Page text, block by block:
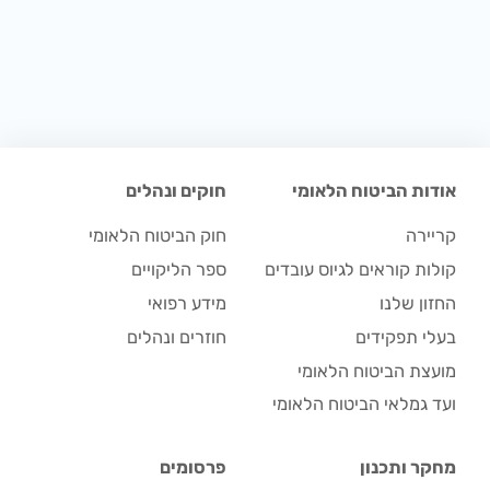
אודות הביטוח הלאומי
קריירה
קולות קוראים לגיוס עובדים
החזון שלנו
בעלי תפקידים
מועצת הביטוח הלאומי
ועד גמלאי הביטוח הלאומי
חוקים ונהלים
חוק הביטוח הלאומי
ספר הליקויים
מידע רפואי
חוזרים ונהלים
מחקר ותכנון פרסומים